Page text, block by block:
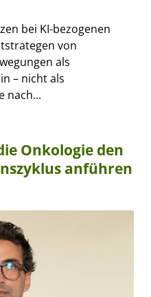
bei KI-bezogenen
von
als
– nicht als
nach...
Onkologie den
anführen